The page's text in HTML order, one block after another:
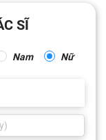
SĨ
Nam Nữ